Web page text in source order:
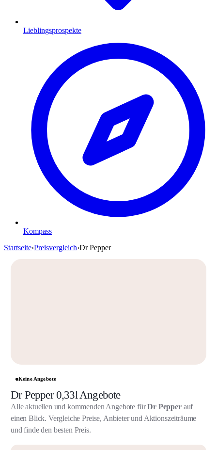
Lieblingsprospekte
Kompass
Startseite›Preisvergleich›Dr Pepper
Keine Angebote
Dr Pepper 0,33l Angebote
Alle aktuellen und kommenden Angebote fürDr Pepperauf
einen Blick. Vergleiche Preise, Anbieter und Aktionszeiträume
und finde den besten Preis.